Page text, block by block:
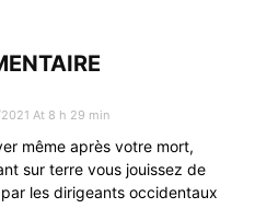
At 8 h 29 min
même après votre mort,
sur terre vous jouissez de
les dirigeants occidentaux